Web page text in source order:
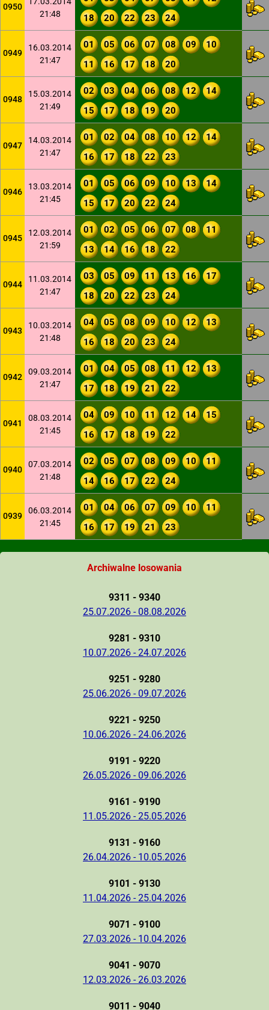
0950
21:48
18
20 22 23 24
0949
16.03.2014
21:47
01 05 06 07 08 09
10
11
16 17 18 20
0948
15.03.2014
21:49
02 03 04 06 08 12
14
15
17 18 19 20
0947
14.03.2014
21:47
01 02 04 08 10 12
14
16
17 18 22 23
0946
13.03.2014
21:45
01 05 06 09 10 13
14
15
17 20 22 24
0945
12.03.2014
21:59
01 02 05 06 07 08
11
13
14 16 18 22
0944
11.03.2014
21:47
03 05 09 11 13 16
17
18
20 22 23 24
0943
10.03.2014
21:48
04 05 08 09 10 12
13
16
18 20 23 24
0942
09.03.2014
21:47
01 04 05 08 11 12
13
17
18 19 21 22
0941
08.03.2014
21:45
04 09 10 11 12 14
15
16
17 18 19 22
0940
07.03.2014
21:48
02 05 07 08 09 10
11
14
16 17 22 24
0939
06.03.2014
21:45
01 04 06 07 09 10
11
16
17 19 21 23
Archiwalne losowania
9311 - 9340
25.07.2026 - 08.08.2026
9281 - 9310
10.07.2026 - 24.07.2026
9251 - 9280
25.06.2026 - 09.07.2026
9221 - 9250
10.06.2026 - 24.06.2026
9191 - 9220
26.05.2026 - 09.06.2026
9161 - 9190
11.05.2026 - 25.05.2026
9131 - 9160
26.04.2026 - 10.05.2026
9101 - 9130
11.04.2026 - 25.04.2026
9071 - 9100
27.03.2026 - 10.04.2026
9041 - 9070
12.03.2026 - 26.03.2026
9011 - 9040